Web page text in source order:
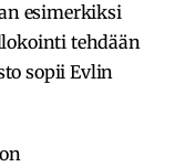
esimerkiksi
tehdään
sopii Evlin